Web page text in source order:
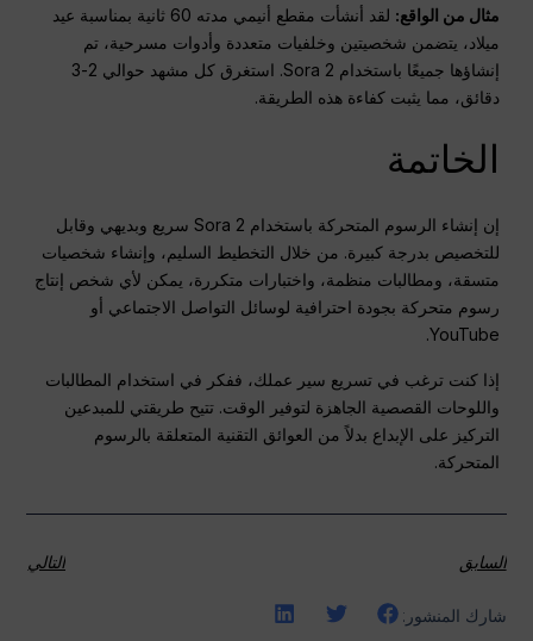
مثال من الواقع:
لقد أنشأت مقطع أنيمي مدته 60 ثانية بمناسبة عيد
ميلاد، يتضمن شخصيتين وخلفيات متعددة وأدوات مسرحية، تم
إنشاؤها جميعًا باستخدام Sora 2. استغرق كل مشهد حوالي 2-3
دقائق، مما يثبت كفاءة هذه الطريقة.
الخاتمة
إن إنشاء الرسوم المتحركة باستخدام Sora 2 سريع وبديهي وقابل
للتخصيص بدرجة كبيرة. من خلال التخطيط السليم، وإنشاء شخصيات
متسقة، ومطالبات منظمة، واختبارات متكررة، يمكن لأي شخص إنتاج
رسوم متحركة بجودة احترافية لوسائل التواصل الاجتماعي أو
YouTube.
إذا كنت ترغب في تسريع سير عملك، ففكر في استخدام المطالبات
واللوحات القصصية الجاهزة لتوفير الوقت. تتيح طريقتي للمبدعين
التركيز على الإبداع بدلاً من العوائق التقنية المتعلقة بالرسوم
المتحركة.
السابق التالي
شارك المنشور: